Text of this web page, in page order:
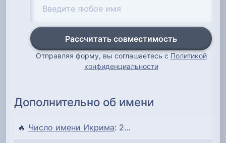
Рассчитать совместимость
Отправляя форму, вы соглашаетесь с Политикой
конфиденциальности
Дополнительно об имени
🔥 Число имени Икрима: 2...